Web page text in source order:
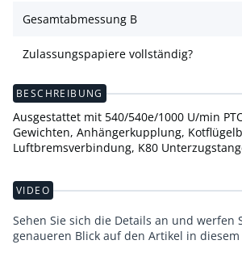
Gesamtabmessung B
Zulassungspapiere vollständig?
BESCHREIBUNG
Ausgestattet mit 540/540e/1000 U/min
Gewichten, Anhängerkupplung,
Luftbremsverbindung, K80
VIDEO
Sehen Sie sich die Details an und werfen
genaueren Blick auf den Artikel in diesem